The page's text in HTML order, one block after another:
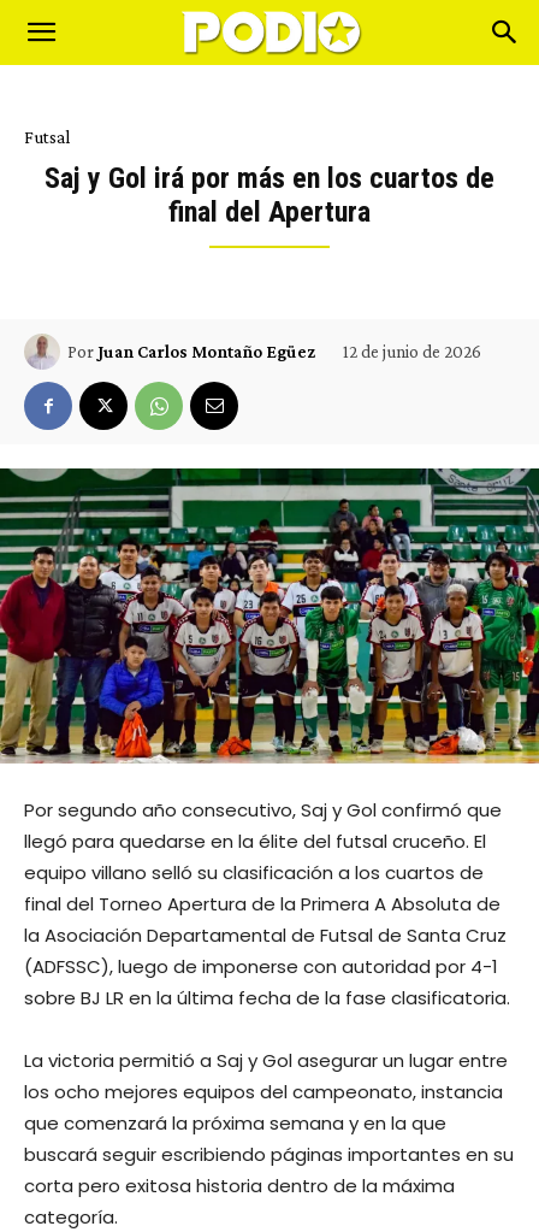
Futsal
Saj y Gol irá por más en los cuartos de
final del Apertura
PorJuan Carlos Montaño Egüez 12 de junio de 2026
Por segundo año consecutivo, Saj y Gol confirmó que
llegó para quedarse en la élite del futsal cruceño. El
equipo villano selló su clasificación a los cuartos de
final del Torneo Apertura de la Primera A Absoluta de
la Asociación Departamental de Futsal de Santa Cruz
(ADFSSC), luego de imponerse con autoridad por 4-1
sobre BJ LR en la última fecha de la fase clasificatoria.
La victoria permitió a Saj y Gol asegurar un lugar entre
los ocho mejores equipos del campeonato, instancia
que comenzará la próxima semana y en la que
buscará seguir escribiendo páginas importantes en su
corta pero exitosa historia dentro de la máxima
categoría.